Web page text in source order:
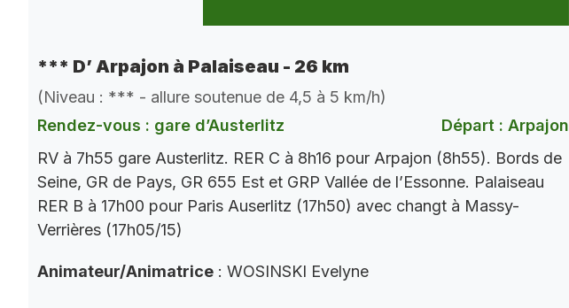
*** D’ Arpajon à Palaiseau - 26 km
(Niveau : *** - allure soutenue de 4,5 à 5 km/h)
Rendez-vous : gare d’Austerlitz
Départ : Arpajon
RV à 7h55 gare Austerlitz. RER C à 8h16 pour Arpajon (8h55). Bords de
Seine, GR de Pays, GR 655 Est et GRP Vallée de l’Essonne. Palaiseau
RER B à 17h00 pour Paris Auserlitz (17h50) avec changt à Massy-
Verrières (17h05/15)
Animateur/Animatrice : WOSINSKI Evelyne